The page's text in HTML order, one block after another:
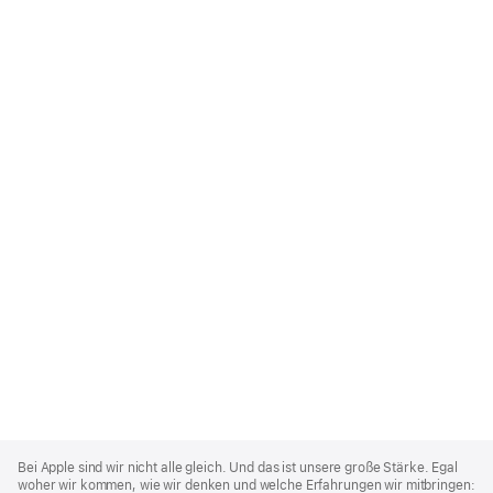
Footer
Bei Apple sind wir nicht alle gleich. Und das ist unsere große Stärke. Egal
woher wir kommen, wie wir denken und welche Erfahrungen wir mitbringen: